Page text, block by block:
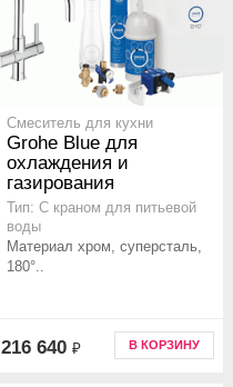
Смеситель для кухни
Grohe Blue для
охлаждения и
газирования
Тип: С краном для питьевой
воды
Материал хром, суперсталь,
180°..
216 640 ₽ В КОРЗИНУ